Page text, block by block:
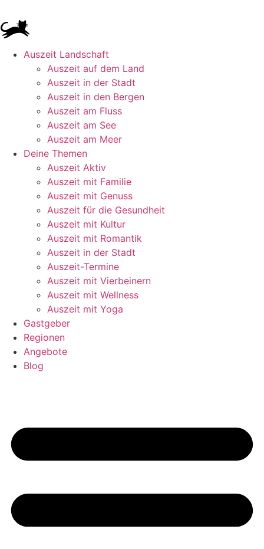
Auszeit Landschaft
Auszeit auf dem Land
Auszeit in der Stadt
Auszeit in den Bergen
Auszeit am Fluss
Auszeit am See
Auszeit am Meer
Deine Themen
Auszeit Aktiv
Auszeit mit Familie
Auszeit mit Genuss
Auszeit für die Gesundheit
Auszeit mit Kultur
Auszeit mit Romantik
Auszeit in der Stadt
Auszeit-Termine
Auszeit mit Vierbeinern
Auszeit mit Wellness
Auszeit mit Yoga
Gastgeber
Regionen
Angebote
Blog